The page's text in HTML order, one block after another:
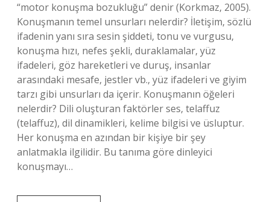
“motor konuşma bozukluğu” denir (Korkmaz, 2005).
Konuşmanın temel unsurları nelerdir? İletişim, sözlü
ifadenin yanı sıra sesin şiddeti, tonu ve vurgusu,
konuşma hızı, nefes şekli, duraklamalar, yüz
ifadeleri, göz hareketleri ve duruş, insanlar
arasındaki mesafe, jestler vb., yüz ifadeleri ve giyim
tarzı gibi unsurları da içerir. Konuşmanın öğeleri
nelerdir? Dili oluşturan faktörler ses, telaffuz
(telaffuz), dil dinamikleri, kelime bilgisi ve üsluptur.
Her konuşma en azından bir kişiye bir şey
anlatmakla ilgilidir. Bu tanıma göre dinleyici
konuşmayı…